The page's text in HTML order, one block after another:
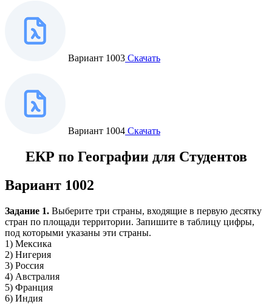
Вариант 1003 Скачать
Вариант 1004 Скачать
ЕКР по Географии для Студентов
Вариант 1002
Задание 1. Выберите три страны, входящие в первую десятку
стран по площади территории. Запишите в таблицу цифры,
под которыми указаны эти страны.
1) Мексика
2) Нигерия
3) Россия
4) Австралия
5) Франция
6) Индия